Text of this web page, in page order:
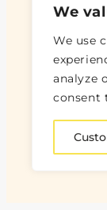
We
We use
analyze
consent